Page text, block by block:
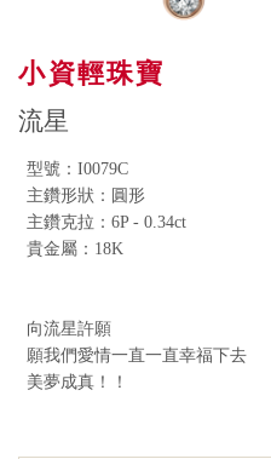
小資輕珠寶
流星
型號：I0079C
主鑽形狀：圓形
主鑽克拉：6P - 0.34ct
貴金屬：18K
向流星許願
願我們愛情一直一直幸福下去
美夢成真！！